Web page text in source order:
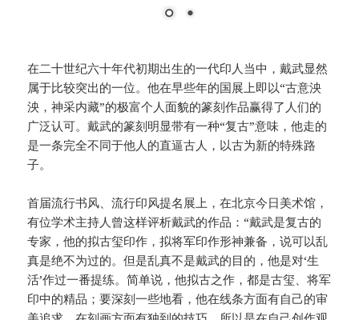
在二十世纪六十年代初期出生的一代印人当中，戴武显然
属于比较突出的一位。他在早些年的国展上即以“古意泱
泱，神采内藏”的极富个人面貌的篆刻作品赢得了人们的
广泛认可。戴武的篆刻明显带有一种“复古”意味，他走的
是一条完全不同于他人的直逼古人，以古为新的特殊路
子。
首届流行书风、流行印风提名展上，在北京今日美术馆，
有位学术主持人曾这样评析戴武的作品：“戴武是复古的
专家，他的拟古玺印作，拟将军印作形神兼备，说可以乱
真是绝不为过的。但是乱真不是戴武的目的，他是对‘生
活’作过一番提练。简单说，他拟古之作，都是古玺、将军
印中的精品；要深刻一些地看，他在线条方面有自己的审